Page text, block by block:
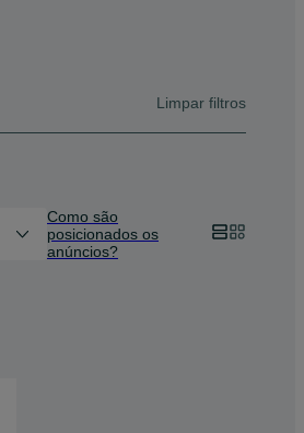
Limpar filtros
Como são
posicionados os
anúncios?